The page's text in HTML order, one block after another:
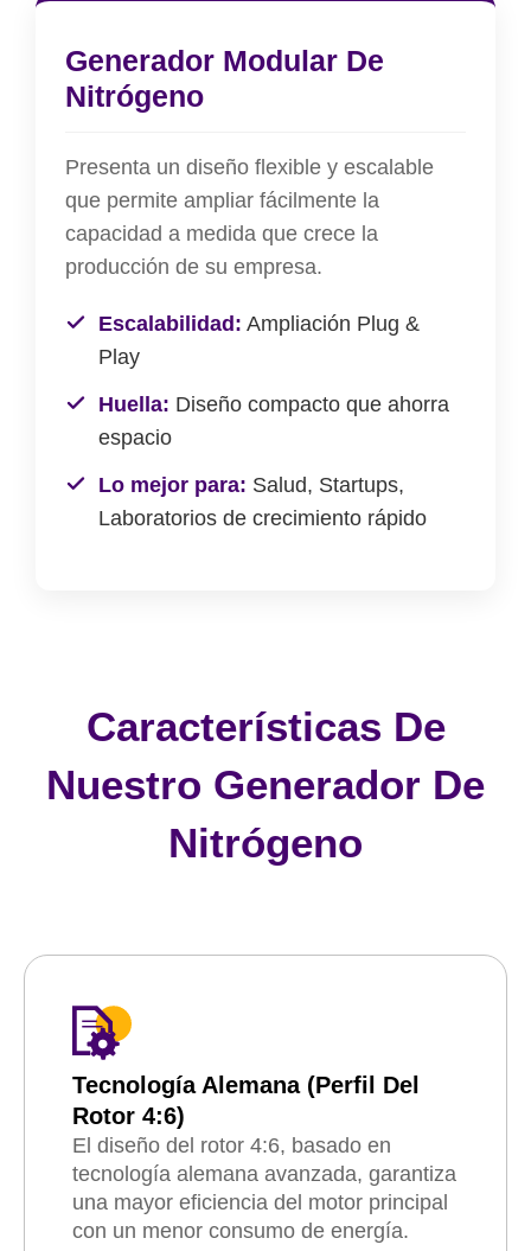
Generador Modular De
Nitrógeno
Presenta un diseño flexible y escalable
que permite ampliar fácilmente la
capacidad a medida que crece la
producción de su empresa.
Escalabilidad: Ampliación Plug &
Play
Huella: Diseño compacto que ahorra
espacio
Lo mejor para: Salud, Startups,
Laboratorios de crecimiento rápido
Características De
Nuestro Generador De
Nitrógeno
Tecnología Alemana (perfil Del
Rotor 4:6)
El diseño del rotor 4:6, basado en
tecnología alemana avanzada, garantiza
una mayor eficiencia del motor principal
con un menor consumo de energía.